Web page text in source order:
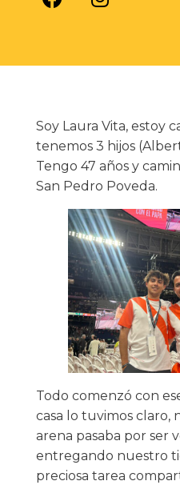
Soy Laura Vita, estoy
tenemos 3 hijos
Tengo 47 años y
San Pedro Poveda.
Todo comenzó con
casa lo tuvimos claro,
arena pasaba por ser
entregando nuestro
preciosa tarea